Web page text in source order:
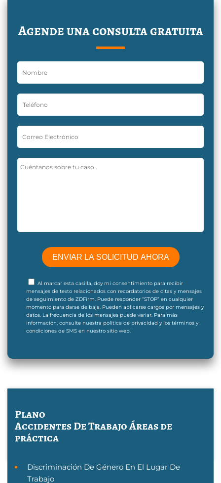
Agende una consulta gratuita
Al marcar esta casilla, doy mi consentimiento para recibir
mensajes de texto relacionados con recordatorios de citas y mensajes
de seguimiento de ZDFirm. Puede responder “STOP” en cualquier
momento para darse de baja. Pueden aplicarse cargos por mensajes y
datos. La frecuencia de los mensajes puede variar. Para más
información, consulte nuestra política de privacidad y los términos y
condiciones de SMS en nuestro sitio web.
Plano
Accidentes De TrabajoÁreas de
práctica
Discriminación De Género En El Lugar De
Trabajo